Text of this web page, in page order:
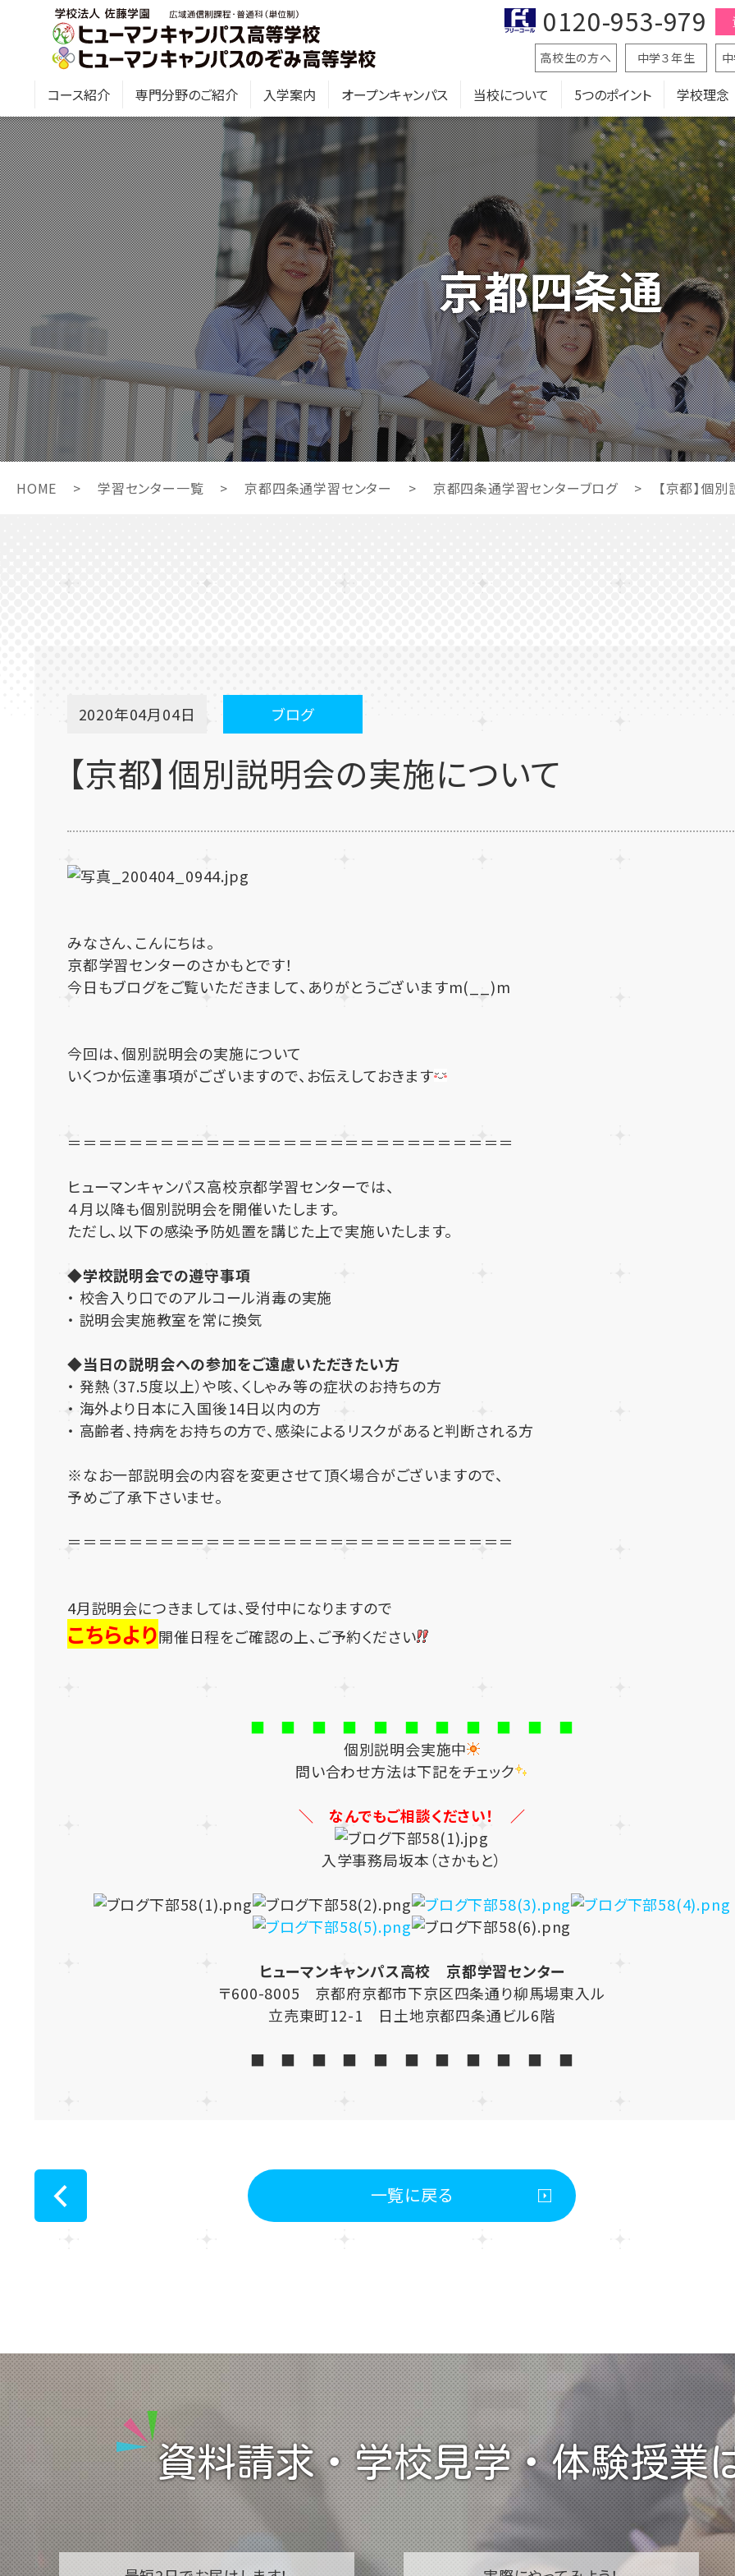
コース紹介 専門分野のご紹介 入学案内 オープンキャンパス 当校について 5つのポイント 学校理念
高校生の方へ 中学３年生
0120-953-979
京都四条通
HOME > 学習センター一覧 > 京都四条通学習センター > 京都四条通学習センターブログ > 【京都】個
2020年04月04日 ブログ
【京都】個別説明会の実施について
みなさん、こんにちは。
京都学習センターのさかもとです！
今日もブログをご覧いただきまして、ありがとうございますm(__)m
今回は、個別説明会の実施について
いくつか伝達事項がございますので、お伝えしておきます
＝＝＝＝＝＝＝＝＝＝＝＝＝＝＝＝＝＝＝＝＝＝＝＝＝＝＝＝＝
ヒューマンキャンパス高校京都学習センターでは、
４月以降も個別説明会を開催いたします。
ただし、以下の感染予防処置を講じた上で実施いたします。
◆学校説明会での遵守事項
・ 校舎入り口でのアルコール消毒の実施
・ 説明会実施教室を常に換気
◆当日の説明会への参加をご遠慮いただきたい方
・ 発熱（37.5度以上）や咳、くしゃみ等の症状のお持ちの方
・ 海外より日本に入国後14日以内の方
・ 高齢者、持病をお持ちの方で、感染によるリスクがあると判断される方
※なお一部説明会の内容を変更させて頂く場合がございますので、
予めご了承下さいませ。
＝＝＝＝＝＝＝＝＝＝＝＝＝＝＝＝＝＝＝＝＝＝＝＝＝＝＝＝＝
4月説明会につきましては、受付中になりますので
こちらより開催日程をご確認の上、ご予約ください
■ ■ ■ ■ ■ ■ ■ ■ ■ ■ ■
個別説明会実施中
問い合わせ方法は下記をチェック
＼ なんでもご相談ください！ ／
入学事務局坂本（さかもと）
ヒューマンキャンパス高校 京都学習センター
〒600-8005 京都府京都市下京区四条通り柳馬場東入ル
立売東町12-1 日土地京都四条通ビル6階
■ ■ ■ ■ ■ ■ ■ ■ ■ ■ ■
一覧に戻る
資料請求・学校見学・体験授業